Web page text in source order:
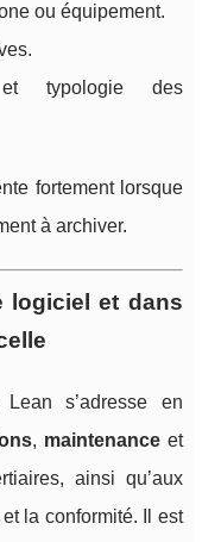
ou équipement.
typologie des
fortement lorsque
à archiver.
logiciel et dans
s’adresse en
, maintenanceet
ainsi qu’aux
la conformité. Il est